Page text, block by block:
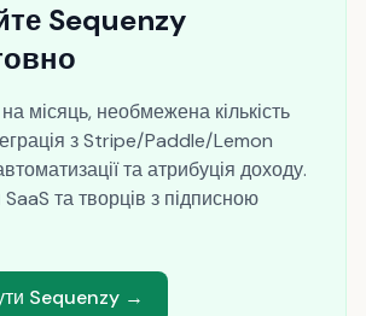
Sequenzy
місяць, необмежена кількість
з Stripe/Paddle/Lemon
та атрибуція доходу.
та творців з підписною
Sequenzy →